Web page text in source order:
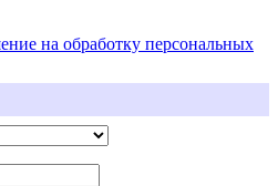
на обработку персональных